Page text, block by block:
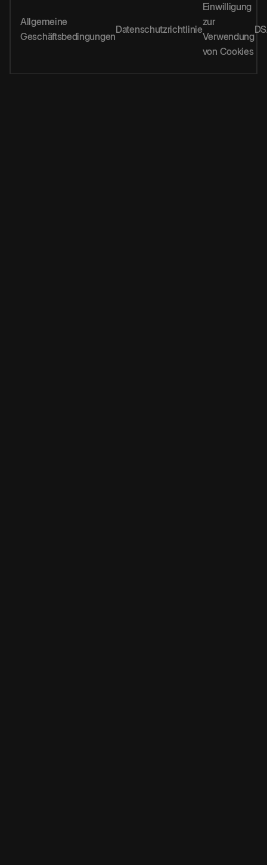
Allgemeine
Geschäftsbedingungen
Datenschutzrichtlinie
Einwilligung
zur
Verwendung
von Cookies